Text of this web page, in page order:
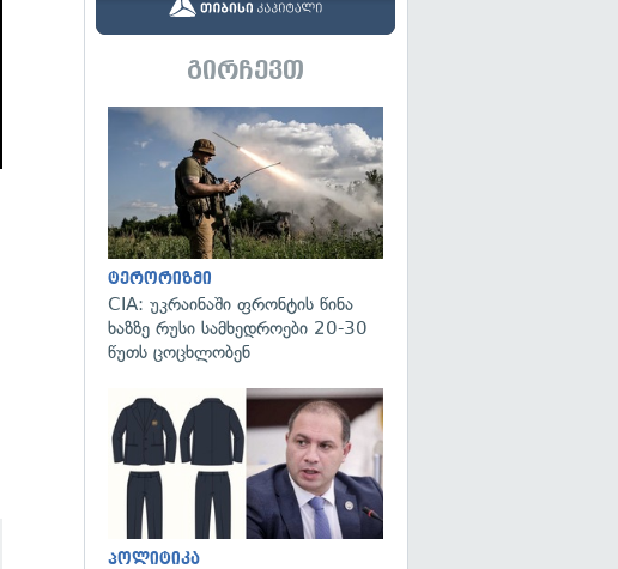
გირჩევთ
ტერორიზმი
CIA: უკრაინაში ფრონტის წინა
ხაზზე რუსი სამხედროები 20-30
წუთს ცოცხლობენ
პოლიტიკა